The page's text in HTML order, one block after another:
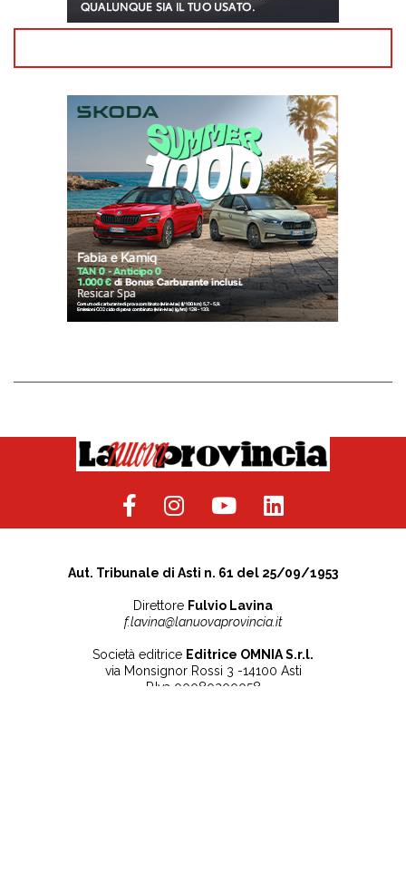
Aut. Tribunale di Asti n. 61 del 25/09/1953
Direttore Fulvio Lavina
f.lavina@lanuovaprovincia.it
Società editrice Editrice OMNIA S.r.l.
via Monsignor Rossi 3 -14100 Asti
P.Iva 00080200058